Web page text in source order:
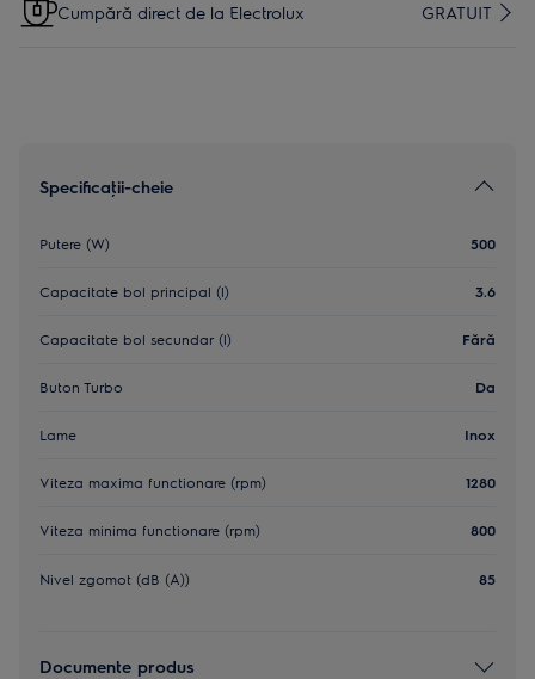
Cumpără direct de la Electrolux GRATUIT
Specificaţii-cheie
Putere (W) 500
Capacitate bol principal (l) 3.6
Capacitate bol secundar (l) Fără
Buton Turbo Da
Lame Inox
Viteza maxima functionare (rpm) 1280
Viteza minima functionare (rpm) 800
Nivel zgomot (dB (A)) 85
Documente produs